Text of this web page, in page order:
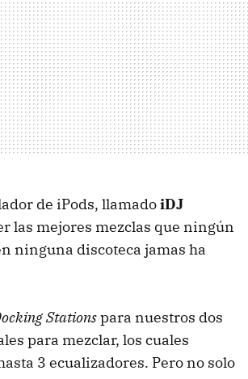
de iPods, llamadoiDJ
las mejores mezclas que ningún
ninguna discoteca jamas ha
Stationspara nuestros dos
para mezclar, los cuales
3 ecualizadores. Pero no solo